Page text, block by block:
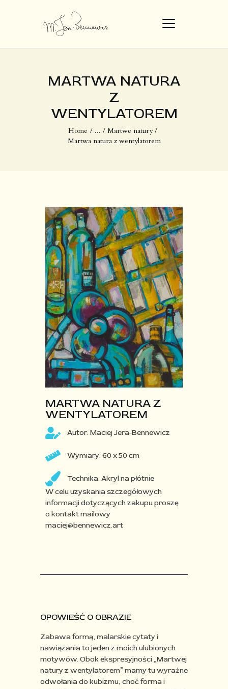
MARTWA NATURA
Z
WENTYLATOREM​
Home ...
Martwe natury
Martwa natura z wentylatorem​
STRONA GŁÓWNA
O MNIE
MARTWA NATURA Z
WENTYLATOREM​
Autor: Maciej Jera-Bennewicz
Wymiary: 60 x 50 cm
Technika: Akryl na płótnie
W celu uzyskania szczegółowych
informacji dotyczących zakupu proszę
o kontakt mailowy
maciej@bennewicz.art
OPOWIEŚĆ O OBRAZIE
Zabawa formą, malarskie cytaty i
nawiązania to jedenz moich ulubionych
motywów. Obok ekspresyjności „Martwej
natury z wentylatorem” mamy tu wyraźne
odwołania do kubizmu, choć forma i